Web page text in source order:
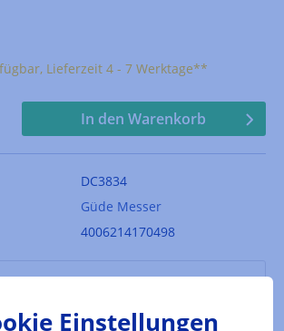
Lieferzeit 4 - 7 Werktage**
In den Warenkorb
DC3834
Güde Messer
4006214170498
der Serie "Alpha" besitzen eine